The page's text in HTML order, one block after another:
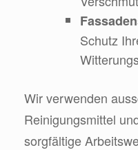
Schutz
Wir verwenden
Reinigungsmittel
sorgfältige